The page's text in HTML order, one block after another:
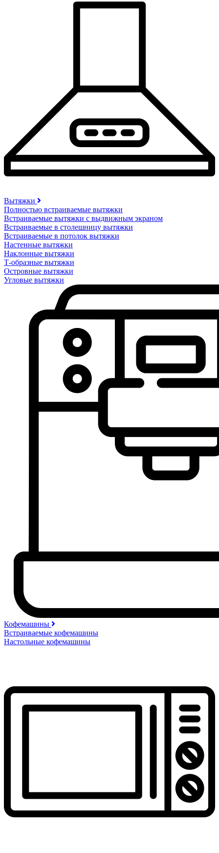
Вытяжки
Полностью встраиваемые вытяжки
Встраиваемые вытяжки с выдвижным экраном
Встраиваемые в столешницу вытяжки
Встраиваемые в потолок вытяжки
Настенные вытяжки
Наклонные вытяжки
Т-образные вытяжки
Островные вытяжки
Угловые вытяжки
Кофемашины
Встраиваемые кофемашины
Настольные кофемашины